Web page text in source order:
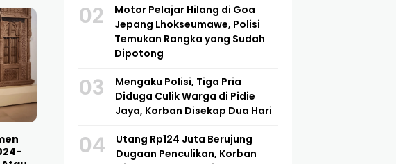
02
Motor Pelajar Hilang di Goa
Jepang Lhokseumawe, Polisi
Temukan Rangka yang Sudah
Dipotong
03
Mengaku Polisi, Tiga Pria
Diduga Culik Warga di Pidie
Jaya, Korban Disekap Dua Hari
04
Utang Rp124 Juta Berujung
Dugaan Penculikan, Korban